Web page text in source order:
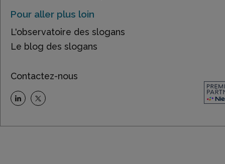
Pour aller plus loin
L'observatoire des slogans
Le blog des slogans
Contactez-nous